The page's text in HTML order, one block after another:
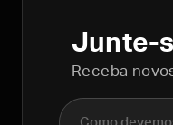
Junte-
Receba
Nome completo